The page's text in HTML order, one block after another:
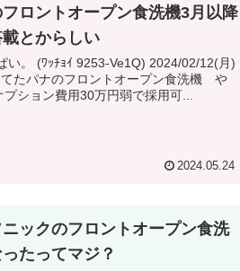
フロントオープン食洗機3月以降
とからしい
ﾁｮｲ 9253-Ve1Q) 2024/02/12(月)
ション費用30万円弱で採用可...
2024.05.24
ニックのフロントオープン食洗
たってマジ？